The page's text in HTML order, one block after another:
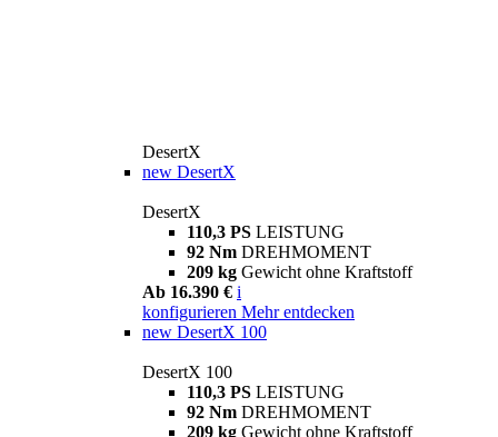
DesertX
new DesertX
DesertX
110,3 PS LEISTUNG
92 Nm DREHMOMENT
209 kg Gewicht ohne Kraftstoff
Ab 16.390 € i
konfigurieren Mehr entdecken
new DesertX 100
DesertX 100
110,3 PS LEISTUNG
92 Nm DREHMOMENT
209 kg Gewicht ohne Kraftstoff